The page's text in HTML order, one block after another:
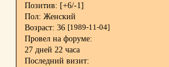
Позитив: [+6/-1]
Пол: Женский
Возраст: 36 [1989-11-04]
Провел на форуме:
27 дней 22 часа
Последний визит: